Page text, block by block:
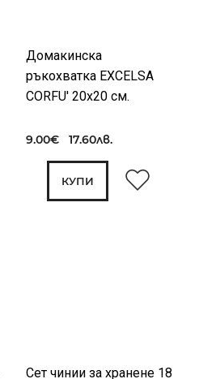
Домакинска
ръкохватка EXCELSA
CORFU' 20x20 см.
9.00€ 17.60лв.
КУПИ
Сет чинии за хранене 18